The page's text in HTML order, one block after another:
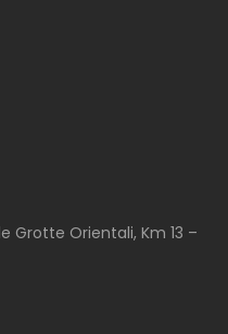
Grotte Orientali, Km 13 –